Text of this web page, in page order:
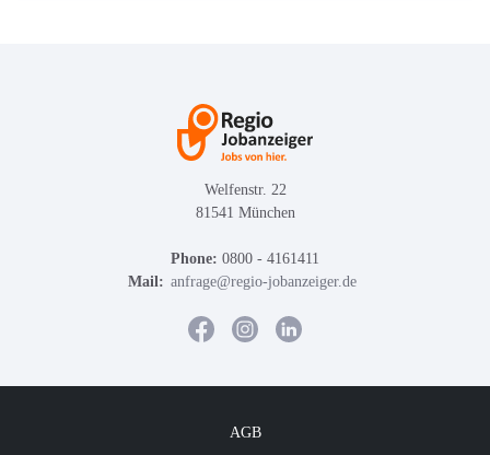
Welfenstr. 22
81541 München
Phone: 0800 - 4161411
Mail: anfrage@regio-jobanzeiger.de
AGB